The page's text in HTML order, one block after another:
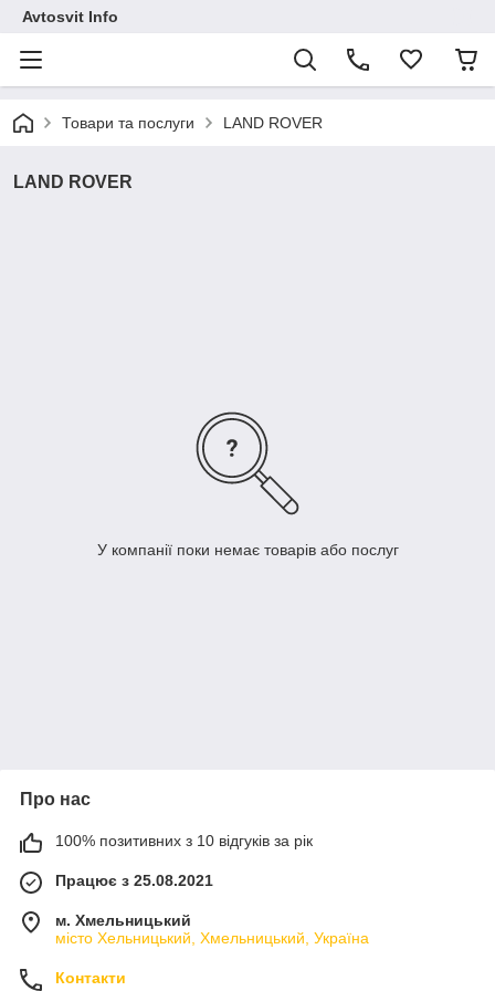
Avtosvit Info
Товари та послуги LAND ROVER
LAND ROVER
У компанії поки немає товарів або послуг
Про нас
100% позитивних з 10 відгуків за рік
Працює з 25.08.2021
м. Хмельницький
місто Хельницький, Хмельницький, Україна
Контакти